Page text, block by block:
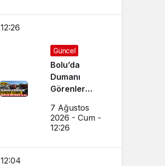
12:26
Güncel
Bolu’da
Dumanı
Görenler
Ekipler
Seferber Oldu
7 Ağustos
2026 - Cum -
12:26
12:04